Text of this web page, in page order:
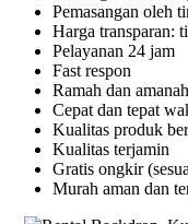
Pemasangan oleh
Harga transparan:
Pelayanan 24 jam
Fast respon
Ramah dan amanah
Cepat dan tepat
Kualitas produk
Kualitas terjamin
Gratis ongkir
Murah aman dan